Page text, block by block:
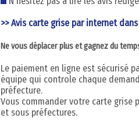
>> Avis carte grise par internet
Ne vous déplacer plus et gagnez du
Le paiement en ligne est sécurisé
équipe qui controle chaque
préfecture.
Vous commander votre carte grise
et sous préfectures.